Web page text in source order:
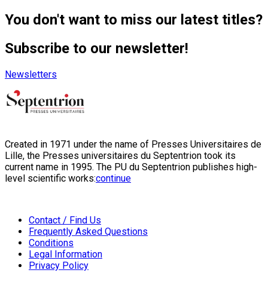
You don't want to miss our latest titles?
Subscribe to our newsletter!
Newsletters
Created in 1971 under the name of Presses Universitaires de
Lille, the Presses universitaires du Septentrion took its
current name in 1995. The PU du Septentrion publishes high-
level scientific works:continue
Contact / Find Us
Frequently Asked Questions
Conditions
Legal Information
Privacy Policy